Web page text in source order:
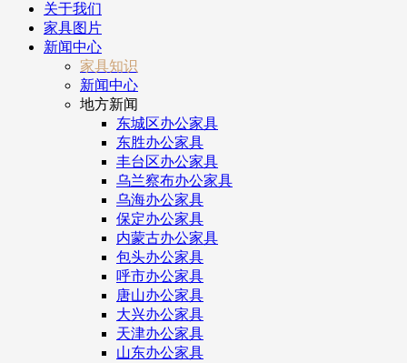
关于我们
家具图片
新闻中心
家具知识
新闻中心
地方新闻
东城区办公家具
东胜办公家具
丰台区办公家具
乌兰察布办公家具
乌海办公家具
保定办公家具
内蒙古办公家具
包头办公家具
呼市办公家具
唐山办公家具
大兴办公家具
天津办公家具
山东办公家具